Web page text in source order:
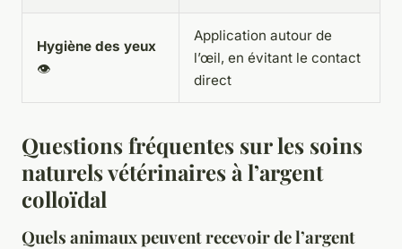
Hygiène des yeux
👁️
Application autour de
l’œil, en évitant le contact
direct
Questions fréquentes sur les soins
naturels vétérinaires à l’argent
colloïdal
Quels animaux peuvent recevoir de l’argent